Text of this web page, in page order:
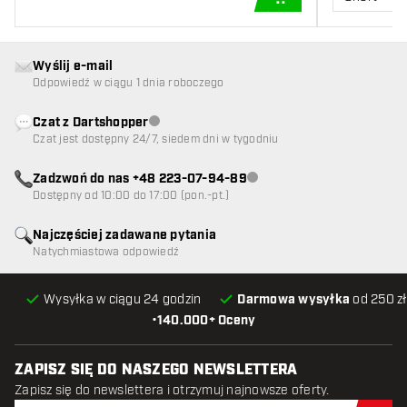
DODAJ DO
•140.000+ Oceny
Wysyłka w ciągu 24 godzin Darmowa wysyłka od 250
Najczęściej zadawane pytania
Natychmiastowa odpowiedź
Wyślij e-mail
Odpowiedź w ciągu 1 dnia roboczego
Czat z DartshopperObsługa klienta niedostępna
Czat jest dostępny 24/7, siedem dni w tygodniu
Zadzwoń do nas +48 223-07-94-89Obsługa klienta niedostępna
Dostępny od 10:00 do 17:00 (pon.-pt.)
ZAPISZ SIĘ DO NASZEGO NEWSLETTERA
Zapisz się do newslettera i otrzymuj najnowsze oferty.